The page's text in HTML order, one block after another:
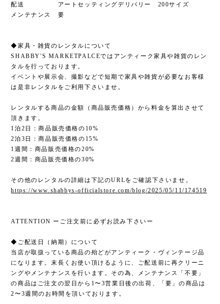
配送 アートセッティングデリバリー 200サイズ
メンテナンス 要
◆家具・雑貨のレンタルについて
SHABBY'S MARKETPALCEではアンティーク家具や雑貨のレン
タルを行っております。
イベントや展示会、撮影などで短期で家具や雑貨が必要なお客様
は是非レンタルをご利用下さいませ。
レンタルする商品の金額（商品販売価格）から料金を算出させて
頂きます。
1泊2日：商品販売価格の10%
2泊3日：商品販売価格の15%
1週間：商品販売価格の20%
2週間：商品販売価格の30%
その他のレンタルの詳細は下記のURLをご確認下さいませ。
https://www.shabbys-officialstore.com/blog/2025/05/11/174519
ATTENTION ーご注文前に必ずお読み下さいー
◆ご配送日（納期）について
当店が取扱っている商品の殆どがアンティーク・ヴィンテージ品
になります。末長くお使い頂けるように、ご配送前に再クリーニ
ングやメンテナンスを行います。その為、メンテナンス「不要」
の商品はご注文の翌日から1〜3営業日後の出荷、「要」の商品は
2〜3週間のお時間を頂いております。